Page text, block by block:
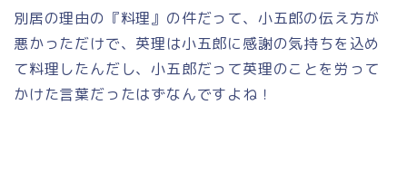
別居の理由の『料理』の件だって、小五郎の伝え方が
悪かっただけで、英理は小五郎に感謝の気持ちを込め
て料理したんだし、小五郎だって英理のことを労って
かけた言葉だったはずなんですよね！